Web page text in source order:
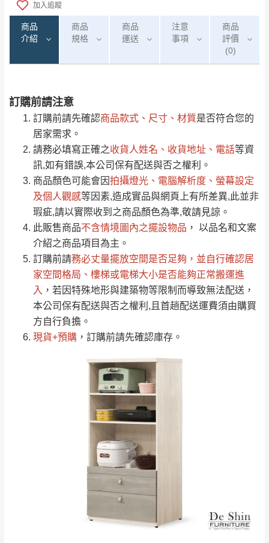
加入追蹤
商品
介紹
商品
規格
商品
運送
注意
事項
商品
評價
(0)
訂購前請注意
訂購前請先確認商品款式、尺寸、材質是否符合您的
居家需求。
請務必填寫正確之收貨人姓名、收貨地址、電話等資
訊,如有錯誤,本公司保有配送與否之權利。
商品顏色可能會因拍攝燈光、電腦解析度、螢幕設定
及個人觀感等因素,造成實品與網頁上有所差異,此並非
瑕疵,請以實際收到之商品顏色為準,敬請見諒。
此販售商品不含情境圖內之擺設物品 ， 以品名和文案
介紹之商品項目為主。
訂購前請務必丈量擺放空間是否足夠 ，並自行確認居
家空間格局、 樓梯或電梯大小是否能夠正常搬運進
入 ，若因特殊地形與建築物等限制而導致無法配送，
本公司保有配送與否之權利,且首趟配送運費須由購買
方自行負擔。
現貨+預購 ，訂購前請先確認庫存。
運 費 說 明
運送地區 運送費用
偏遠地區
（請先線上詢問 LINE
→@dershin ）
桃園
免 運
＊A108產品另收運費
復興鄉
新竹
峨眉鄉、五峰鄉、
橫山、北埔鄉、尖
石鄉、寶山鄉山
區、新埔山區、芎
$ 9,000以上：免
注意事項：
由於品項繁多，網頁無法及時更新，如有需
要購買商品，請於出發前來電或到「官方
Line客服」來信確認商品是否有「現貨」與
「金額」。
若商品價格或庫存有異常，商家有權取消訂
單。部分網路商品恕無法更改原設計或客製，敬請
見諒！
接單後二日內(不含例假日)，我們客服會與您
電話聯絡或E-Mail通知確認訂單。
（線上客
服 LINE → @dershin）
下單前先詢問是否現貨 ，若未詢問下單後無
現貨我們客服會再來電或E-Mail與您聯絡
（洽詢方式請搜尋 Line ID →
地區恕無法提供運送 (詳見運送規章)。
苗栗至基隆；其它地區暫不開放，如因特殊
地型限制(山區、鄉、鎮、村)、樓梯太小、無
法搬運上樓等因素，導致無法配送，
保有出貨的權利。
保護物流人員的工作安全，賣家無提供吊掛
服務，若需以吊車或其他的吊掛方式吊運，
費用將由買方自行支付。
0/5 (0)筆
全部 依評論高至低排列
依評論低至高排列 只顯示附上圖片
只顯示附上評論